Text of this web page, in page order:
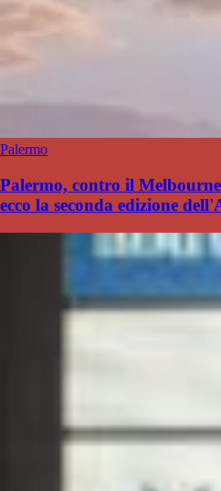
Palermo
Palermo, contro il
ecco la seconda edizione